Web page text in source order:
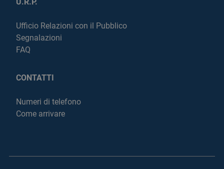
Ufficio Relazioni con il Pubblico
Segnalazioni
FAQ
CONTATTI
Numeri di telefono
Come arrivare